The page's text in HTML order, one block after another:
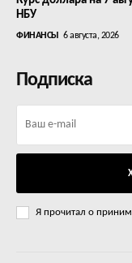
НБУ
ФИНАНСЫ 6 августа, 2026
Подписка
Я прочитал о